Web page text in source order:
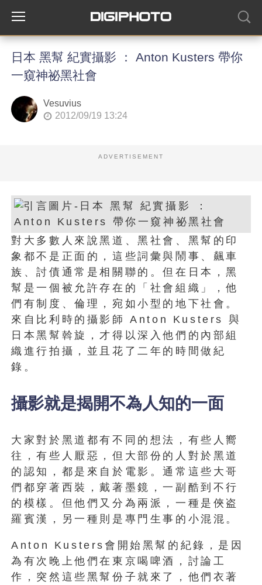
日本 黑幫 紀實攝影 ： Anton Kusters 帶你
一窺神祕黑社會
Vesuvius
2012/09/19 13:24
ADVERTISEMENT
對大多數人來說黑道、黑社會、黑幫的印
象都不是正面的，這些詞彙與鬧事、飆車
族、討債通常是相關聯的。但在日本，黑
幫是一個被允許存在的「社會組織」，他
們有制度、倫理，宛如小型的地下社會。
來自比利時的攝影師 Anton Kusters 與
日本黑幫斡旋，才得以深入他們的內部組
織進行拍攝，並且花了二年的時間做紀
錄。
攝影就是揭開不為人知的一面
大家對於黑道都有不同的想法，有些人嚮
往，有些人厭惡，但大部份的人對於黑道
的認知，都是來自於電影。通常這些大哥
們都穿著西裝，戴著墨鏡，一副酷到不行
的模樣。但他們又分為兩派，一種是俠盗
羅賓漢，另一種則是專門生事的小混混。
Anton Kusters會開始黑幫的紀錄，是因
為有次晚上他們在東京喝啤酒，討論工
作，突然這些黑幫份子就來了，他們衣著